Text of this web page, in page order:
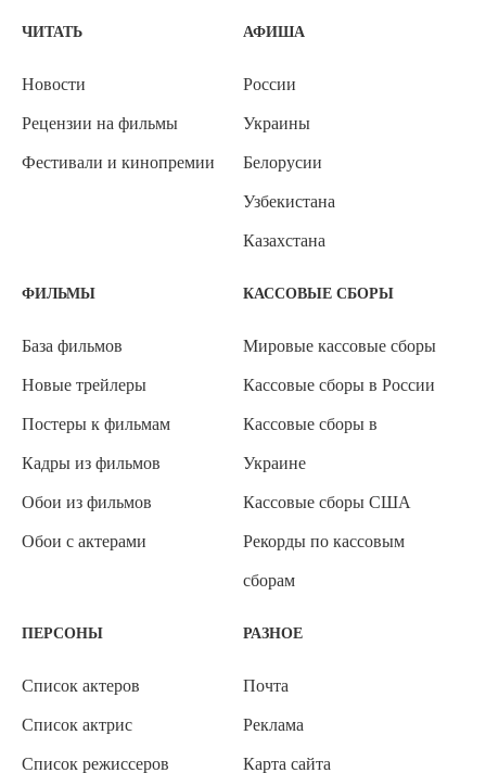
ЧИТАТЬ
Новости
Рецензии на фильмы
Фестивали и кинопремии
АФИША
России
Украины
Белорусии
Узбекистана
Казахстана
ФИЛЬМЫ
База фильмов
Новые трейлеры
Постеры к фильмам
Кадры из фильмов
Обои из фильмов
Обои с актерами
КАССОВЫЕ СБОРЫ
Мировые кассовые сборы
Кассовые сборы в России
Кассовые сборы в
Украине
Кассовые сборы США
Рекорды по кассовым
сборам
ПЕРСОНЫ
Список актеров
Список актрис
Список режиссеров
РАЗНОЕ
Почта
Реклама
Карта сайта